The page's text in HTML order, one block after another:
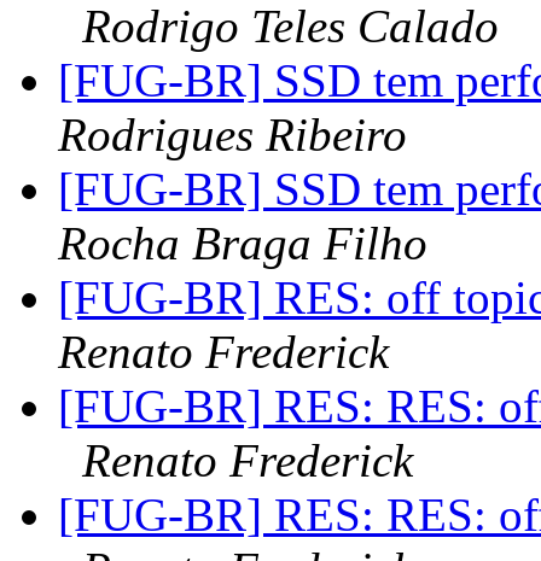
Rodrigo Teles Calado
[FUG-BR] SSD tem
Rodrigues Ribeiro
[FUG-BR] SSD tem
Rocha Braga Filho
[FUG-BR] RES: off
Renato Frederick
[FUG-BR] RES: RES:
Renato Frederick
[FUG-BR] RES: RES: